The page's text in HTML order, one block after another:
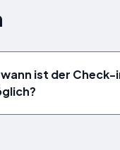
ist der Check-